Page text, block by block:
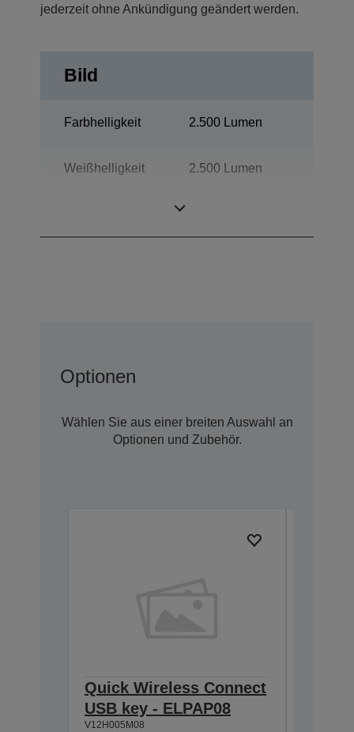
jederzeit ohne Ankündigung geändert werden.
Bild
Farbhelligkeit 2.500 Lumen
Weißhelligkeit 2.500 Lumen
Optionen
Wählen Sie aus einer breiten Auswahl an
Optionen und Zubehör.
Quick Wireless Connect
USB key - ELPAP08
V12H005M08